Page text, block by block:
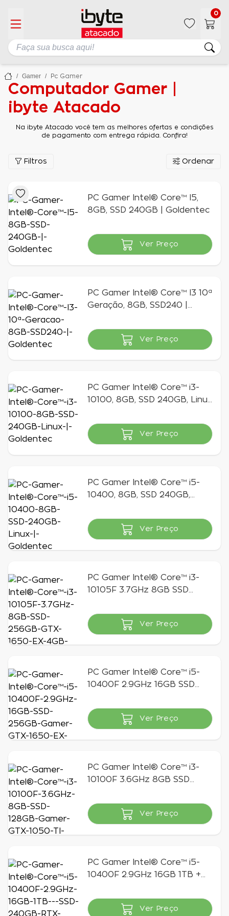
0
Gamer Pc Gamer
Computador Gamer |
ibyte Atacado
Na ibyte Atacado você tem as melhores ofertas e condições
de pagamento com entrega rápida. Confira!
Filtros Ordenar
PC Gamer Intel® Core™ I5,
8GB, SSD 240GB | Goldentec
Indisponível
Ver Preço
PC Gamer Intel® Core™ I3 10ª
Geração, 8GB, SSD240 |
Indisponível
Ver Preço
PC Gamer Intel® Core™ i3-
10100, 8GB, SSD 240GB, Linux
Indisponível
Ver Preço
PC Gamer Intel® Core™ i5-
10400, 8GB, SSD 240GB,
Indisponível
Ver Preço
PC Gamer Intel® Core™ i3-
10105F 3.7GHz 8GB SSD
Windows 11 Home SL | GT
Gamer
Indisponível
Ver Preço
PC Gamer Intel® Core™ i5-
10400F 2.9GHz 16GB SSD
4GB | Gamer GT
Indisponível
Ver Preço
PC Gamer Intel® Core™ i3-
10100F 3.6GHz 8GB SSD
4GB | Gamer GT
Indisponível
Ver Preço
PC Gamer Intel® Core™ i5-
10400F 2.9GHz 16GB 1TB +
Windows 11 Home | GT Gamer
Indisponível
Ver Preço